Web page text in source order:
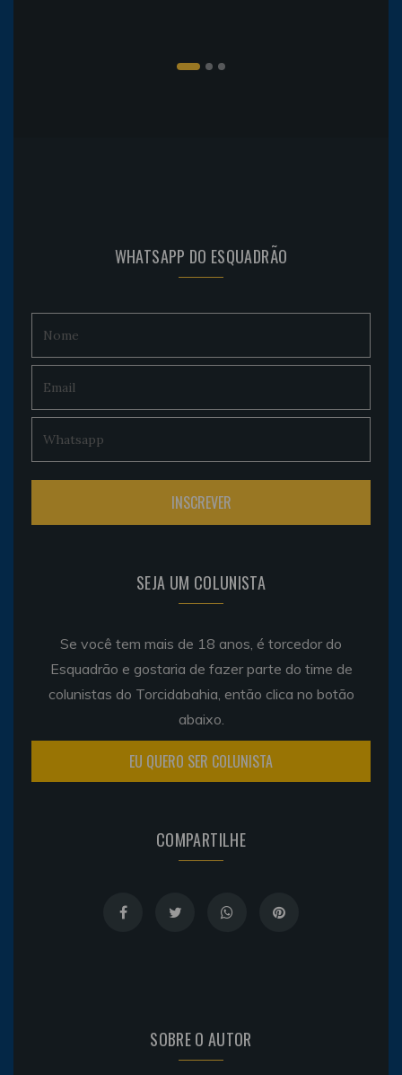
WHATSAPP DO ESQUADRÃO
SEJA UM COLUNISTA
Se você tem mais de 18 anos, é torcedor do
Esquadrão e gostaria de fazer parte do time de
colunistas do Torcidabahia, então clica no botão
abaixo.
EU QUERO SER COLUNISTA
COMPARTILHE
SOBRE O AUTOR